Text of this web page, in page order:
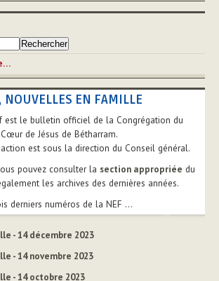
NOUVELLES EN FAMILLE
est le bulletin officiel de la Congrégation du
de Jésus de Bétharram.
est sous la direction du Conseil général.
pouvez consulter la section appropriée du
les archives des dernières années.
derniers numéros de la NEF ...
- 14 décembre 2023
- 14 novembre 2023
- 14 octobre 2023